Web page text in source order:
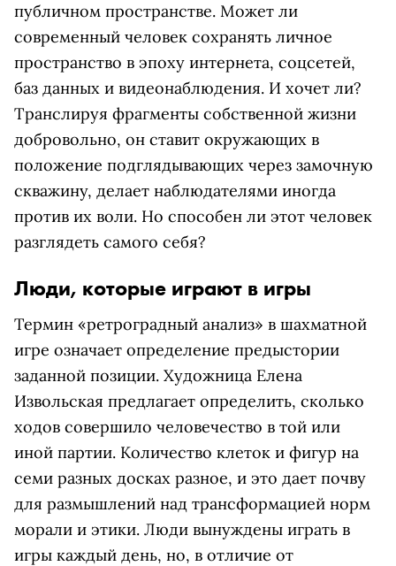
публичном пространстве. Может ли
современный человек сохранять личное
пространство в эпоху интернета, соцсетей,
баз данных и видеонаблюдения. И хочет ли?
Транслируя фрагменты собственной жизни
добровольно, он ставит окружающих в
положение подглядывающих через замочную
скважину, делает наблюдателями иногда
против их воли. Но способен ли этот человек
разглядеть самого себя?
Люди, которые играют в игры
Термин «ретроградный анализ» в шахматной
игре означает определение предыстории
заданной позиции. Художница Елена
Извольская предлагает определить, сколько
ходов совершило человечество в той или
иной партии. Количество клеток и фигур на
семи разных досках разное, и это дает почву
для размышлений над трансформацией норм
морали и этики. Люди вынуждены играть в
игры каждый день, но, в отличие от